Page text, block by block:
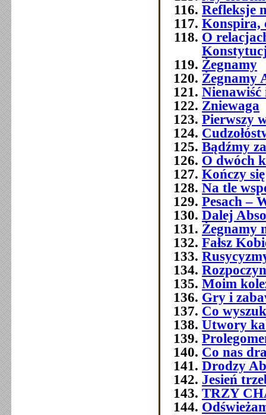
Refleksje
Konspira,
O
Żegnamy
Żegnamy
Nienawiść
Zniewaga
Pierwszy
Bądźmy
O dwóch
Kończy
Na tle
Pesach –
Dalej
Żegnamy
Fałsz
Moim
Gry i
Co
Utwory
Co nas
Drodzy
Jesień
TRZY